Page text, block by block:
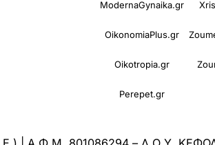
ModernaGynaika.gr
OikonomiaPlus.gr
Oikotropia.gr
Perepet.gr